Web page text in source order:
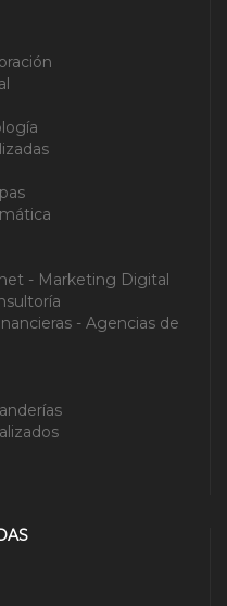
- Marketing Digital
- Agencias de